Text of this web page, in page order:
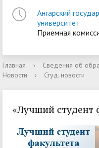
Ангарский
университет
Приемная
Главная › Сведения об
Новости
› Студ. новости
«Лучший студент